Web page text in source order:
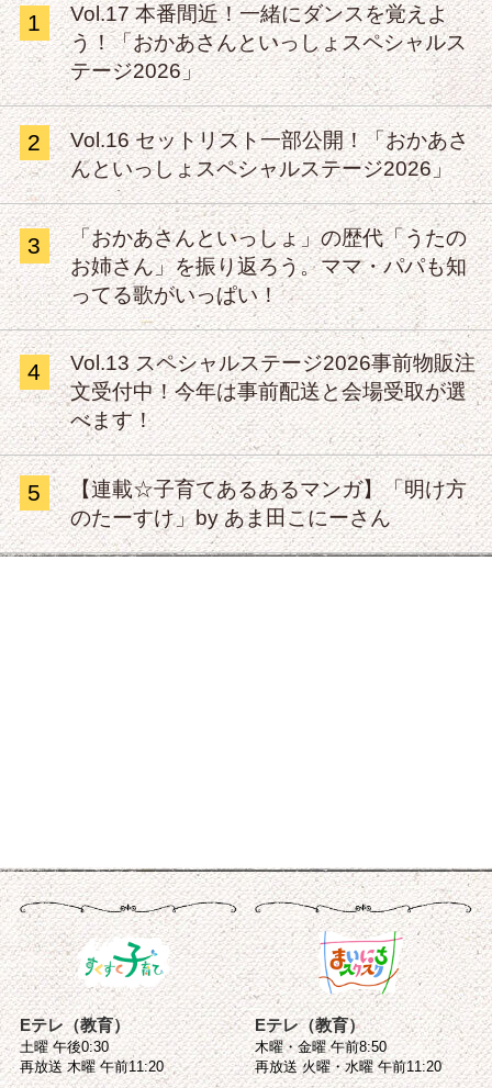
1
Vol.17 本番間近！一緒にダンスを覚えよ
う！「おかあさんといっしょスペシャルス
テージ2026」
2
Vol.16 セットリスト一部公開！「おかあさ
んといっしょスペシャルステージ2026」
3
「おかあさんといっしょ」の歴代「うたの
お姉さん」を振り返ろう。ママ・パパも知
ってる歌がいっぱい！
4
Vol.13 スペシャルステージ2026事前物販注
文受付中！今年は事前配送と会場受取が選
べます！
5
【連載☆子育てあるあるマンガ】「明け方
のたーすけ」by あま田こにーさん
Eテレ（教育）
土曜 午後0:30
再放送 木曜 午前11:20
Eテレ（教育）
木曜・金曜 午前8:50
再放送 火曜・水曜 午前11:20